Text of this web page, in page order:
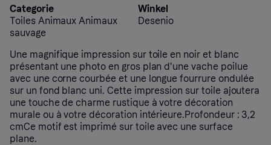
Categorie
Toiles Animaux Animaux
sauvage
Winkel
Desenio
Une magnifique impression sur toile en noir et blanc
présentant une photo en gros plan d'une vache poilue
avec une corne courbée et une longue fourrure ondulée
sur un fond blanc uni. Cette impression sur toile ajoutera
une touche de charme rustique à votre décoration
murale ou à votre décoration intérieure.Profondeur : 3,2
cmCe motif est imprimé sur toile avec une surface
plane.